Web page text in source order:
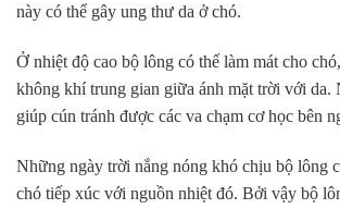
này có thể gây ung thư da ở chó.
Ở nhiệt độ cao bộ lông có thể làm mát cho
không khí trung gian giữa ánh mặt trời với da.
giúp cún tránh được các va chạm cơ học bên
Những ngày trời nắng nóng khó chịu bộ lông
chó tiếp xúc với nguồn nhiệt đó. Bởi vậy bộ